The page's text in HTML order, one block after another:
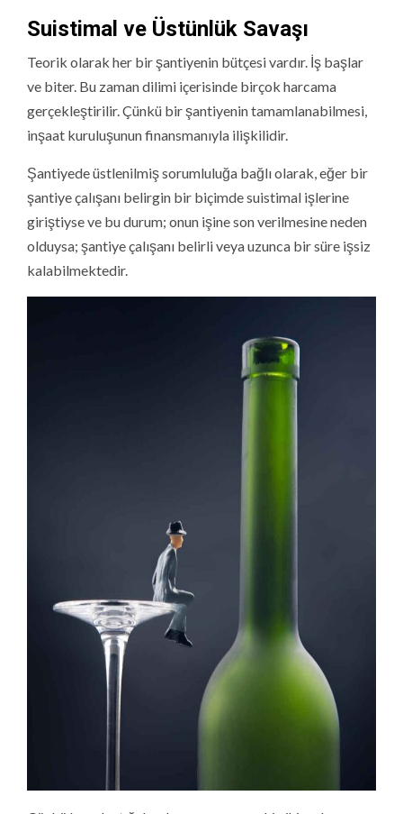
Suistimal ve Üstünlük Savaşı
Teorik olarak her bir şantiyenin bütçesi vardır. İş başlar
ve biter. Bu zaman dilimi içerisinde birçok harcama
gerçekleştirilir. Çünkü bir şantiyenin tamamlanabilmesi,
inşaat kuruluşunun finansmanıyla ilişkilidir.
Şantiyede üstlenilmiş sorumluluğa bağlı olarak, eğer bir
şantiye çalışanı belirgin bir biçimde suistimal işlerine
giriştiyse ve bu durum; onun işine son verilmesine neden
olduysa; şantiye çalışanı belirli veya uzunca bir süre işsiz
kalabilmektedir.